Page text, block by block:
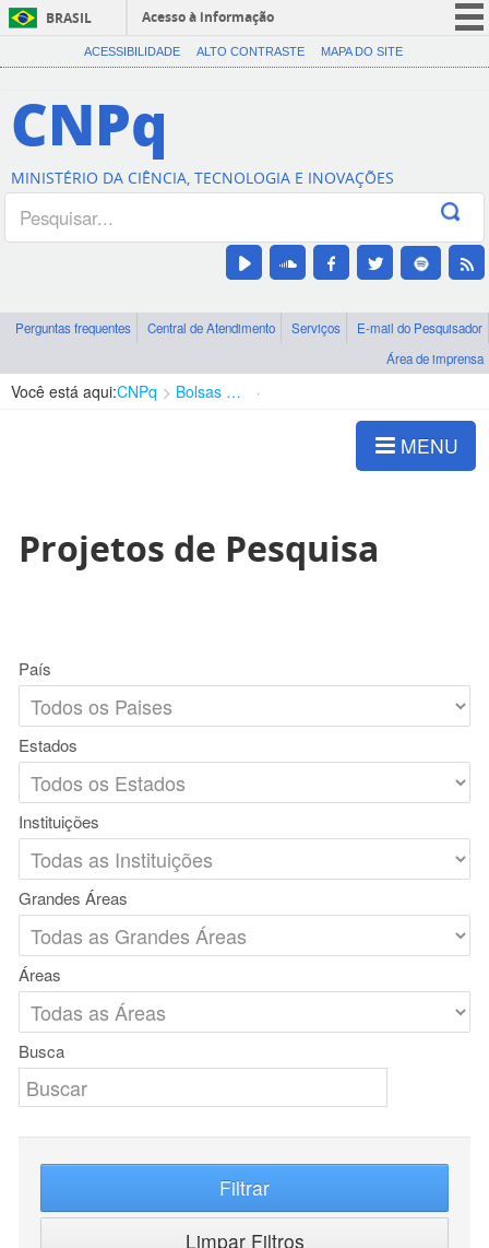
BRASIL
Acesso à informação
CORONAVÍRUS (COVID-19)
Canais
ACESSIBILIDADE ALTO CONTRASTE MAPA DO SITE
CNPq
MINISTÉRIO DA CIÊNCIA, TECNOLOGIA E INOVAÇÕES
Perguntas frequentes Central de Atendimento Serviços
E-mail do Pesquisador
Área de imprensa
Você está aqui:CNPq Bolsas e Auxílios Vigentes
MENU
Projetos de Pesquisa
País
Estados
Instituições
Grandes Áreas
Áreas
Busca
Filtrar
Limpar Filtros